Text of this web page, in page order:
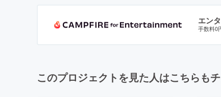
エン
手数料0
このプロジェクトを見た人はこちらも